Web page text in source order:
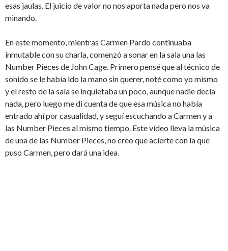
esas jaulas. El juicio de valor no nos aporta nada pero nos va
minando.
En este momento, mientras Carmen Pardo continuaba
inmutable con su charla, comenzó a sonar en la sala una las
Number Pieces de John Cage. Primero pensé que al técnico de
sonido se le había ido la mano sin querer, noté como yo mismo
y el resto de la sala se inquietaba un poco, aunque nadie decía
nada, pero luego me di cuenta de que esa música no había
entrado ahí por casualidad, y seguí escuchando a Carmen y a
las Number Pieces al mismo tiempo. Este vídeo lleva la música
de una de las Number Pieces, no creo que acierte con la que
puso Carmen, pero dará una idea.